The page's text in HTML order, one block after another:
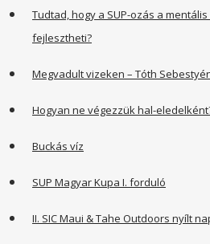
Tudtad, hogy a SUP-ozás a
fejlesztheti?
Megvadult vizeken – Tóth
Hogyan ne végezzük hal-
Buckás víz
SUP Magyar Kupa I. forduló
II. SIC Maui & Tahe Outdoors nyílt